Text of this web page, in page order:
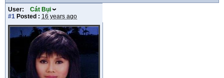
User:
Cát Bụi
#1 Posted : 16 years ago